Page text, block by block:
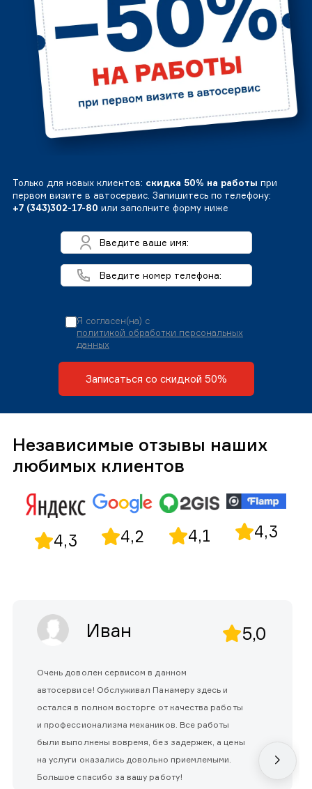
Только для новых клиентов: скидка 50% на работы при
первом визите в автосервис. Запишитесь по телефону:
+7 (343)302-17-80 или заполните форму ниже
Я согласен(на) с
политикой обработки персональных
данных
Записаться со скидкой 50%
Независимые отзывы наших
любимых клиентов
4,3 4,2 4,1 4,3
Иван 5,0
Очень доволен сервисом в данном
автосервисе! Обслуживал Панамеру здесь и
остался в полном восторге от качества работы
и профессионализма механиков. Все работы
были выполнены вовремя, без задержек, а цены
на услуги оказались довольно приемлемыми.
Большое спасибо за вашу работу!